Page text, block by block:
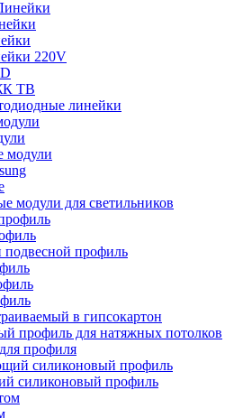
220V
ТВ
линейки
модули
модули для светильников
профиль
в гипсокартон
профиль для натяжных потолков
профиля
силиконовый профиль